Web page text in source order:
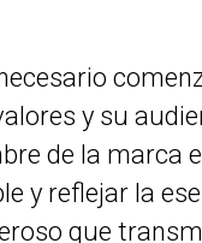
y su
de la marca
y reflejar la
que